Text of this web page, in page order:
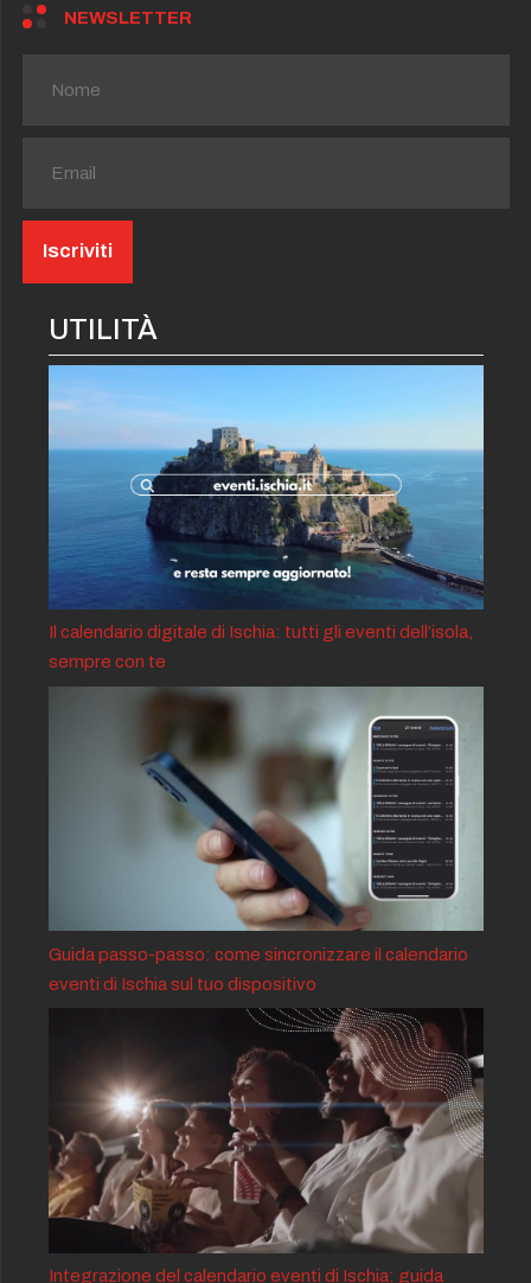
NEWSLETTER
UTILITÀ
Il calendario digitale di Ischia: tutti gli eventi dell’isola,
sempre con te
Guida passo-passo: come sincronizzare il calendario
eventi di Ischia sul tuo dispositivo
Integrazione del calendario eventi di Ischia: guida